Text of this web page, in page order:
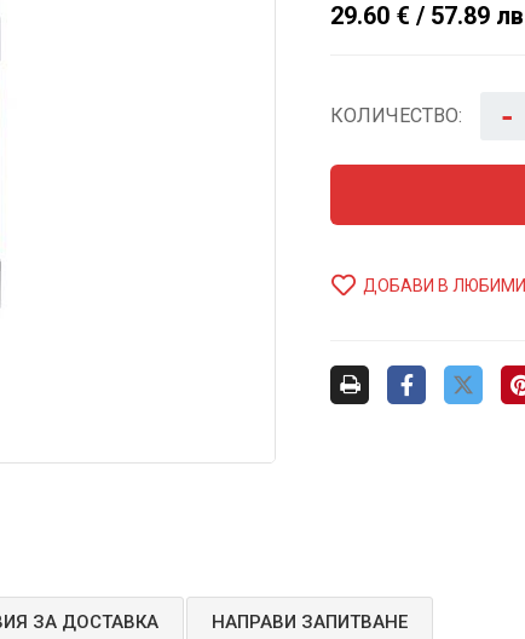
29.60 € / 57.89 лв
КОЛИЧЕСТВО: -
ДОБАВИ В ЛЮБИМИ
ЗА ДОСТАВКА НАПРАВИ ЗАПИТВАНЕ